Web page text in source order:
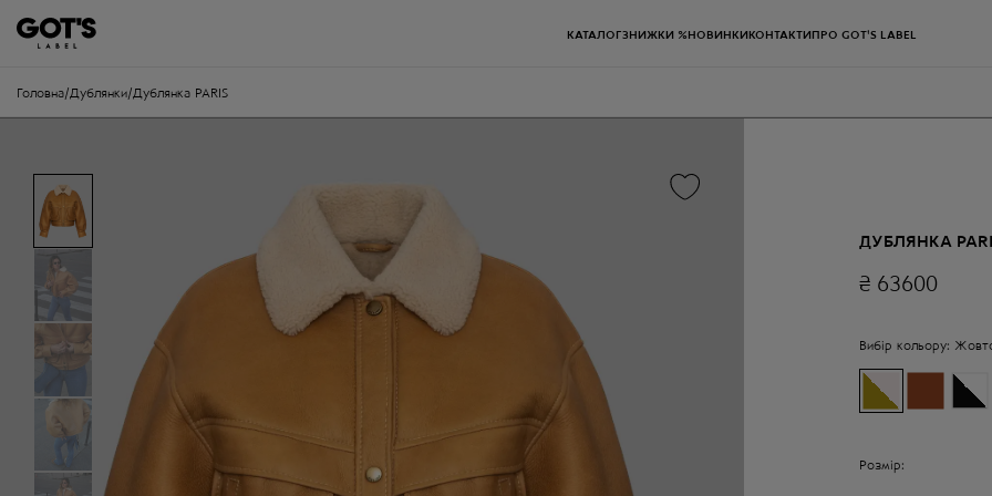
КАТАЛОГЗНИЖКИ % НОВИНКИКОНТАКТИПРО GOT'S LABEL
Головна/ Дублянки/ Дублянка PARIS
ДУБЛЯНКА
₴ 63600
Вибір кольору:
Розмір: